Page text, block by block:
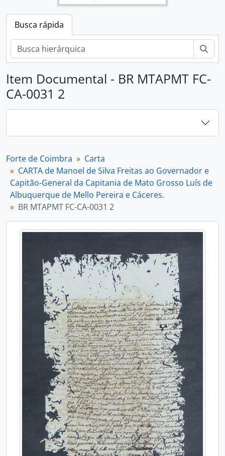
Busca rápida
Item Documental - BR MTAPMT FC-
CA-0031 2
Forte de Coimbra
Carta
CARTA de Manoel de Silva Freitas ao Governador e
Capitão-General da Capitania de Mato Grosso Luís de
Albuquerque de Mello Pereira e Cáceres.
BR MTAPMT FC-CA-0031 2